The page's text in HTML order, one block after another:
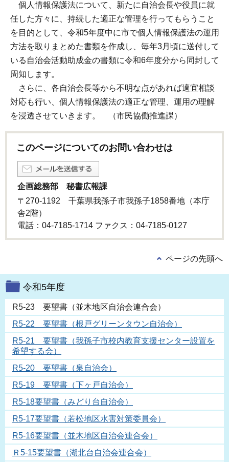
個人情報保護法について、新たに自治会長や役員に就
任した方々に、持続した適正な管理を行ってもらうこと
を目的として、令和5年度中に市で個人情報保護法の運用
方法を取りまとめた書類を作成し、毎年3月頃に送付して
いる自治会活動助成金の書類に令和6年度分から同封して
周知します。
さらに、各自治会長等から不明な点があれば適宜相談
対応も行い、個人情報保護法の適正な管理、運用の理解
を浸透させていきます。 （市民協働推進課）
このページについてのお問い合わせは
企画総務部 秘書広報課
〒270-1192 千葉県我孫子市我孫子1858番地（本庁
舎2階）
電話：04-7185-1714 ファクス：04-7185-0127
ページの先頭へ
令和5年度
R5-23 要望書（並木地区自治会連合会）
R5-22 要望書（根戸グリーンタウン自治会）
R5-21 要望書（我孫子市校内教育支援センター設置を
希望する会）
R5-20 要望書（泉自治会）
R5-19 要望書（下ヶ戸自治会）
R5-18要望書（みどり台自治会）
R5-17要望書（若松地区水害対策委員会）
R5-16要望書（並木地区自治会連合会）
Ｒ5-15要望書（湖北台自治会連合会）